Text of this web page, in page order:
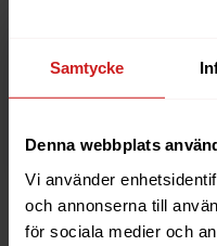
Samtycke
Denna webbplats
Vi använder
och annonserna till
för sociala medier och
Är du ägare till
anledningarna till
Läs mer